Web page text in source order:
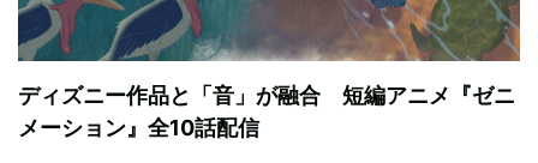
ディズニー作品と「音」が融合 短編アニメ『ゼニ
メーション』全10話配信